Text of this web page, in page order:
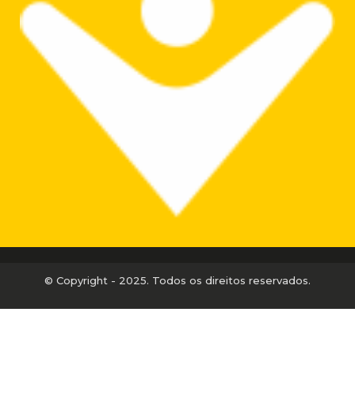
© Copyright - 2025. Todos os direitos reservados.